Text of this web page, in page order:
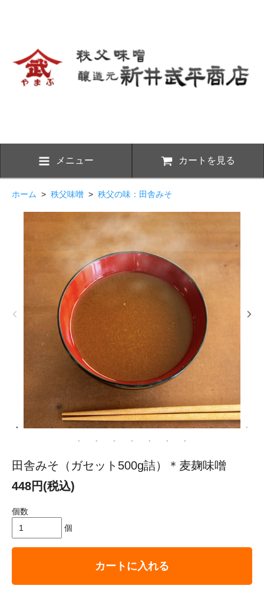
メニュー カートを見る
ホーム > 秩父味噌 > 秩父の味：田舎みそ
田舎みそ（ガセット500g詰）＊麦麹味噌
448円(税込)
個数
個
カートに入れる